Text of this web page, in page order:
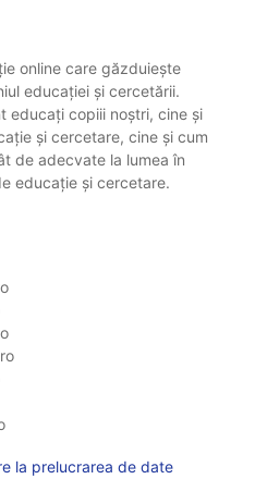
online care găzduiește
educației și cercetării.
educați copiii noștri, cine și
și cercetare, cine și cum
de adecvate la lumea în
educație și cercetare.
la prelucrarea de date